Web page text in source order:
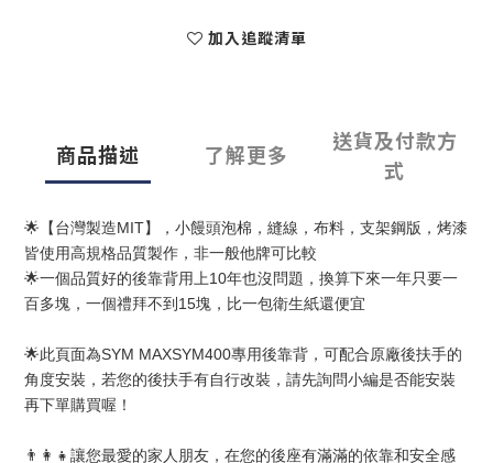
加入追蹤清單
商品描述 了解更多
送貨及付款方
式
🌟【台灣製造MIT】，小饅頭泡棉，縫線，布料，支架鋼版，烤漆
皆使用高規格品質製作，非一般他牌可比較
🌟一個品質好的後靠背用上10年也沒問題，換算下來一年只要一
百多塊，一個禮拜不到15塊，比一包衛生紙還便宜
🌟此頁面為SYM MAXSYM400專用後靠背，可配合原廠後扶手的
角度安裝，若您的後扶手有自行改裝，請先詢問小編是否能安裝
再下單購買喔！
👨‍👩‍👧讓您最愛的家人朋友，在您的後座有滿滿的依靠和安全感